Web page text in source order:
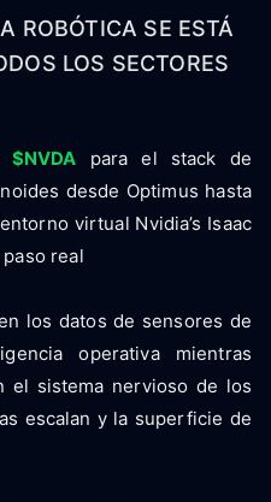
ROBÓTICA SE ESTÁ
LOS SECTORES
$NVDA para el stack de
desde Optimus hasta
virtual Nvidia’s Isaac
real
los datos de sensores de
operativa mientras
el sistema nervioso de los
escalan y la superficie de